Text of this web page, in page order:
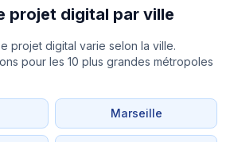
projet digital par ville
projet digital varie selon la ville.
pour les 10 plus grandes métropoles
Marseille